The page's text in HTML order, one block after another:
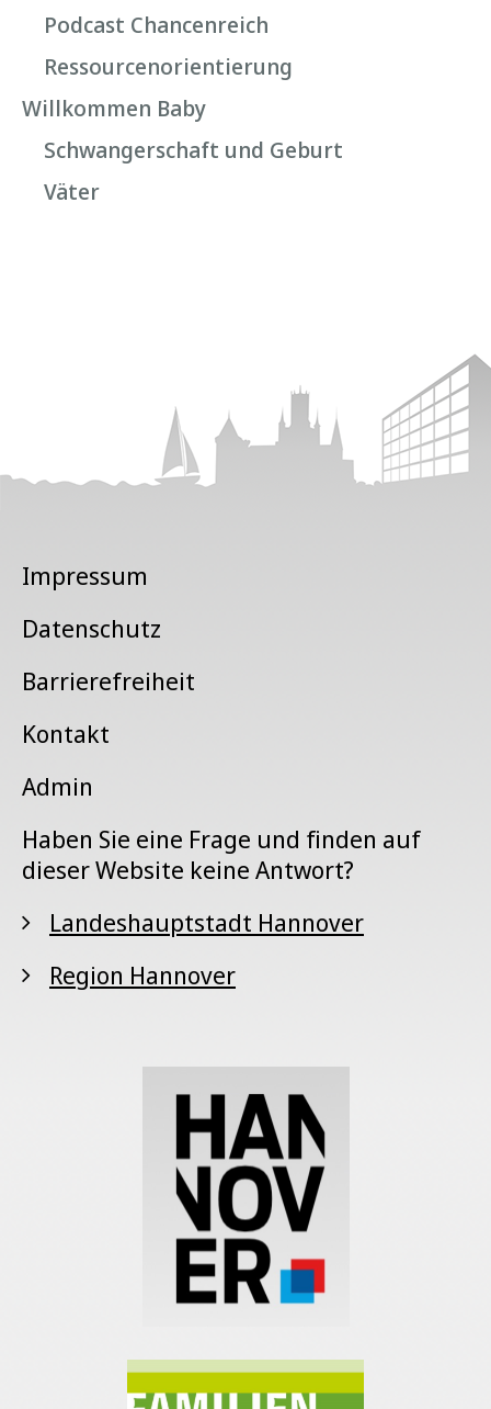
Podcast Chancenreich
Ressourcenorientierung
Willkommen Baby
Schwangerschaft und Geburt
Väter
Impressum
Datenschutz
Barrierefreiheit
Kontakt
Admin
Haben Sie eine Frage und finden auf
dieser Website keine Antwort?
Landeshauptstadt Hannover
Region Hannover